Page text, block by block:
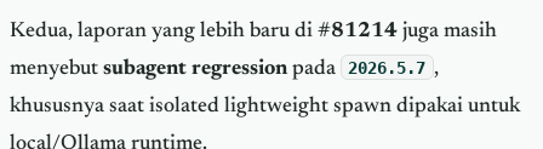
Kedua, laporan yang lebih baru di #81214 juga masih
menyebut subagent regression pada 2026.5.7 ,
khususnya saat isolated lightweight spawn dipakai untuk
local/Ollama runtime.